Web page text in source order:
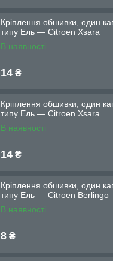
Кріплення обшивки, один
типу Ель — Citroen Xsara
В наявності
14 ₴
Кріплення обшивки, один
типу Ель — Citroen Xsara
В наявності
14 ₴
Кріплення обшивки, один
типу Ель — Citroen Berlingo
В наявності
8 ₴